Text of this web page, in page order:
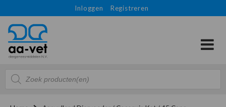
Inloggen Registreren
Producten
zoeken